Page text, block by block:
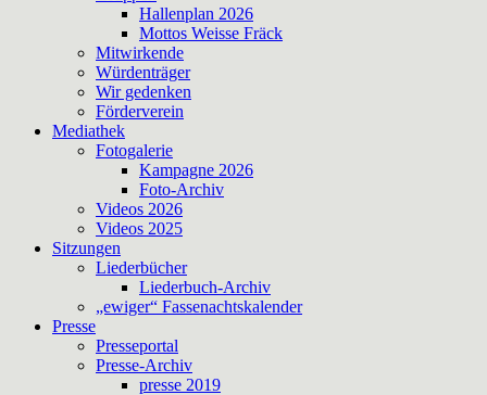
Hallenplan 2026
Mottos Weisse Fräck
Mitwirkende
Würdenträger
Wir gedenken
Förderverein
Mediathek
Fotogalerie
Kampagne 2026
Foto-Archiv
Videos 2026
Videos 2025
Sitzungen
Liederbücher
Liederbuch-Archiv
„ewiger“ Fassenachtskalender
Presse
Presseportal
Presse-Archiv
presse 2019